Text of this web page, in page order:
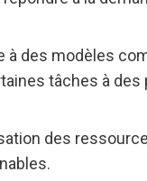
à des modèles
tâches à des
des